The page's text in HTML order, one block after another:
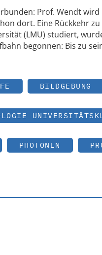
Prof. Wendt
dort. Eine Rückkehr
(LMU) studiert,
begonnen: Bis zu
BILDGEBUNG
PHOTONEN